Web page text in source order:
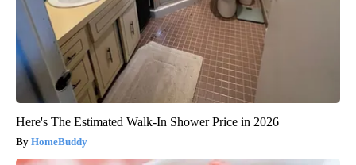
Here's The Estimated Walk-In Shower Price in 2026
HomeBuddy